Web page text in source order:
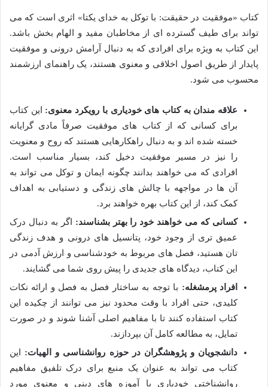
کتاب «موفقیت در حقیقت: با توکل به خدای یکتا» اثری است که می
تواند برای طیف گسترده ای از مخاطبان مفید و الهام بخش باشد.
این کتاب به ویژه برای افرادی که به دنبال آرامش درونی و موفقیت
پایدار از طریق اصول اخلاقی و معنوی هستند، یک راهنمای ارزشمند
محسوب می شود.
علاقه مندان به کتاب های خودیاری با رویکرد معنوی: این کتاب
برای کسانی که از کتاب های موفقیت صرفاً مادی گرایانه
خسته شده اند و به دنبال راهکارهایی هستند که روح و معنویت
را نیز در مسیر موفقیت دخیل کند، بسیار مناسب است.
افرادی که می خواهند بدانند چگونه ایمان و توکل می تواند به
آن ها در مواجهه با چالش های زندگی و دستیابی به اهداف
کمک کند، از این کتاب بهره خواهند برد.
کسانی که می خواهند خود را بهتر بشناسند: اگر به دنبال درک
عمیق تری از وجود خود، پتانسیل های درونی و هدف زندگی
تان هستید، فصل های مربوط به خودشناسی و ارزش آدمی در
این کتاب، دیدگاه های جدیدی را پیش روی شما می گشایند.
افراد پرمشغله: با توجه به ساختار فصل به فصل و ارائه نکات
کلیدی، حتی افراد با وقت محدود نیز می توانند از چکیده این
کتاب استفاده کنند تا با مفاهیم اصلی آشنا شوند و در صورت
تمایل، به مطالعه کامل آن بپردازند.
دانشجویان و پژوهشگران در حوزه روانشناسی و الهیات: این
کتاب می تواند به عنوان یک منبع برای درک تلفیق مفاهیم
روانشناختی خودیاری با آموزه های دینی و معنوی مورد